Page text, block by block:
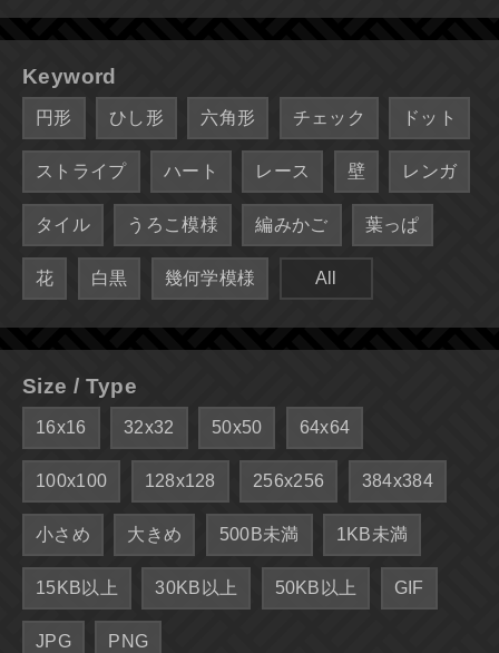
Keyword
円形 ひし形 六角形 チェック ドット
ストライプ ハート レース 壁 レンガ
タイル うろこ模様 編みかご 葉っぱ
花 白黒 幾何学模様 All
Size / Type
16x16 32x32 50x50 64x64
100x100 128x128 256x256 384x384
小さめ 大きめ 500B未満 1KB未満
15KB以上 30KB以上 50KB以上 GIF
JPG PNG